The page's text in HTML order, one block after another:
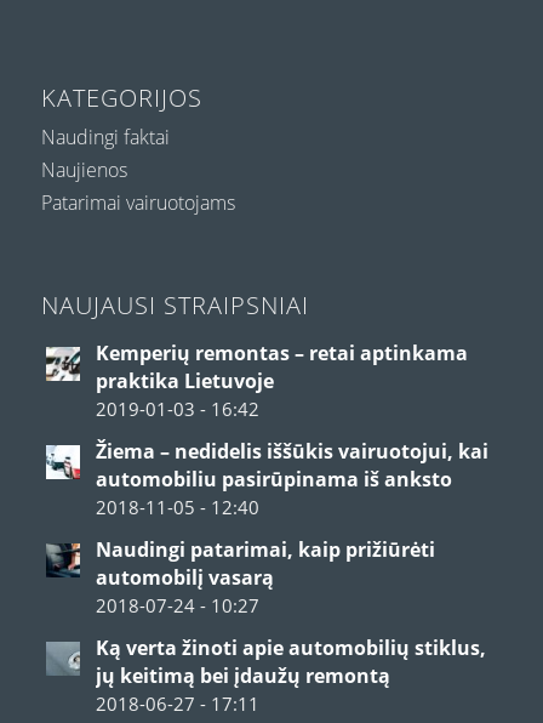
KATEGORIJOS
Naudingi faktai
Naujienos
Patarimai vairuotojams
NAUJAUSI STRAIPSNIAI
Kemperių remontas – retai aptinkama
praktika Lietuvoje
2019-01-03 - 16:42
Žiema – nedidelis iššūkis vairuotojui, kai
automobiliu pasirūpinama iš anksto
2018-11-05 - 12:40
Naudingi patarimai, kaip prižiūrėti
automobilį vasarą
2018-07-24 - 10:27
Ką verta žinoti apie automobilių stiklus,
jų keitimą bei įdaužų remontą
2018-06-27 - 17:11